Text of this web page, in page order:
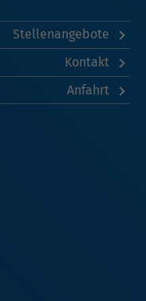
Stellenangebote
Kontakt
Anfahrt